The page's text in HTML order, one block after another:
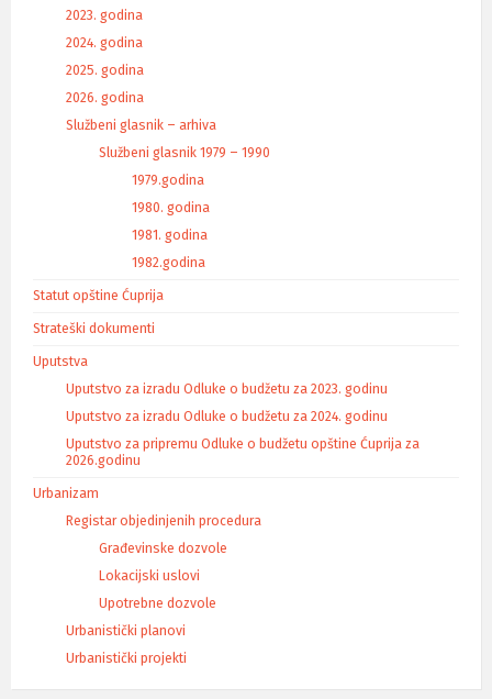
2023. godina
2024. godina
2025. godina
2026. godina
Službeni glasnik – arhiva
Službeni glasnik 1979 – 1990
1979.godina
1980. godina
1981. godina
1982.godina
Statut opštine Ćuprija
Strateški dokumenti
Uputstva
Uputstvo za izradu Odluke o budžetu za 2023. godinu
Uputstvo za izradu Odluke o budžetu za 2024. godinu
Uputstvo za pripremu Odluke o budžetu opštine Ćuprija za
2026.godinu
Urbanizam
Registar objedinjenih procedura
Građevinske dozvole
Lokacijski uslovi
Upotrebne dozvole
Urbanistički planovi
Urbanistički projekti